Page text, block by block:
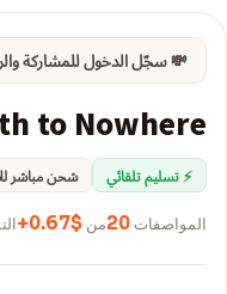
💸 سجّل الدخول للمشاركة
to Nowhere
⚡ تسليم تلقائي شحن مباشر
المواصفات 20من $0.67+